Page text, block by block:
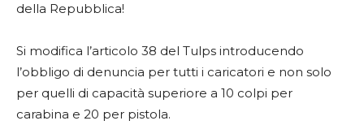
della Repubblica!
Si modifica l’articolo 38 del Tulps introducendo
l’obbligo di denuncia per tutti i caricatori e non solo
per quelli di capacità superiore a 10 colpi per
carabina e 20 per pistola.